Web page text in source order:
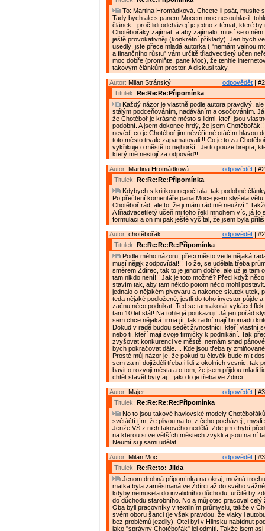
To: Martina Hromádková. Chcete-li psát, musíte
Tady bych ale s panem Mocem moc nesouhlasil,
článek - proč lidi odcházejí je jedno z témat, které by
Chotěbořáky zajímat, a aby zajímalo, musí se o něm
ještě provokativněji (konkrétní příklady). Jen bych
usedlý, jste přece mladá autorka ( "nemám valnou
a finančního růstu" vám určitě třiadvectiletý učen
moc dobře (promiňte, pane Moc), že tenhle
takovým článkům prostor. A diskusi taky.
odpovědět |
Autor: Milan Stránský
Titulek: Re:Re:Re:Připomínka
Každý názor je vlastně podle autora pravdivý,
stálým podceňováním, nadáváním a osočováním.
že Chotěboř je krásné město s lidmi, kteří jsou
podobní. A jsem dokonce hrdý, že jsem
nevědí co je Chotěboř jim něvěřícně otáčím hlavou
toto město trvale zapamatovali !! Co je to za
vykřikuje o městě to nejhorší ! Je to pouze brepta,
který mě nestojí za odpověď!!
odpovědět |
Autor: Martina Hromádková
Titulek: Re:Re:Re:Připomínka
Kdybych s kritikou nepočítala, tak podobné
Po přečtení komentáře pana Moce jsem slyšela
Chotěboř rád, ale to, že ji mám rád mě neuživí."
A třiadvacetiletý učeň mi toho řekl mnohem víc, já to
formulaci a on mi pak ještě vyčítal, že jsem byla
odpovědět |
Autor: chotěbořák
Titulek: Re:Re:Re:Re:Připomínka
Podle mého názoru, přeci město vede nějaká
musí nějak zodpovídat!!! To že, se udělala třeba
směrem Ždírec, tak to je jenom dobře, ale už je tam
tam nikdo není!!! Jak je toto možné? Přeci když
stavím tak, aby tam někdo potom něco mohl
jednalo o nějakém pivovaru a nakonec skutek utek,
teda nějaké podložené, jestli do toho investor půjde
začnu něco podnikat! Ted se tam akorát vykácel
tam 10 let stát! Na tohle já poukazuji! Já jen pořád
sem chce nějaká firma jít, tak radní mají hromadu
Dokud v radě budou sedět živnostníci, kteří vlastní
nebo ti, kteří mají svoje firmičky k podnikání. Tak
zvyšovat konkurenci ve městě. nemám snad
bych pokračovat dále.... Kde jsou třeba ty
Prostě můj názor je, že pokud tu člověk bude mít
sem za ní dojížděli třeba i lidi z okolních vesnic, tak
bavit o rozvoji města a o tom, že jsem přijdou mladí
chtět stavět byty aj... jako to je třeba ve Ždirci.
odpovědět |
Autor: Majer
Titulek: Re:Re:Re:Re:Připomínka
No to jsou takové havlovské modely
světáčtí tím, že plivou na to, z čeho pocházejí, myslí
Jenže VŠ z nich takového nedělá. Zde jim chybí
na kterou si ve větších městech zvykli a jsou na ní
Neumí si ji sami udělat.
odpovědět |
Autor: Milan Moc
Titulek: Re:Re:to: Jilda
Jenom drobná připomínka na okraj, možná
matka byla zaměstnaná ve Ždírci až do svého
kdyby nemusela do invalidního důchodu, určitě by
do důchodu starobního. No a můj otec pracoval celý
Oba byli pracovníky v textilním průmyslu, takže v
svém oboru šanci (je však pravdou, že vlaky i
bez problémů jezdily). Otci byl v Hlinsku nabídnut
jako "správný Chotěbořák" jej odmítl. Takže jsem asi